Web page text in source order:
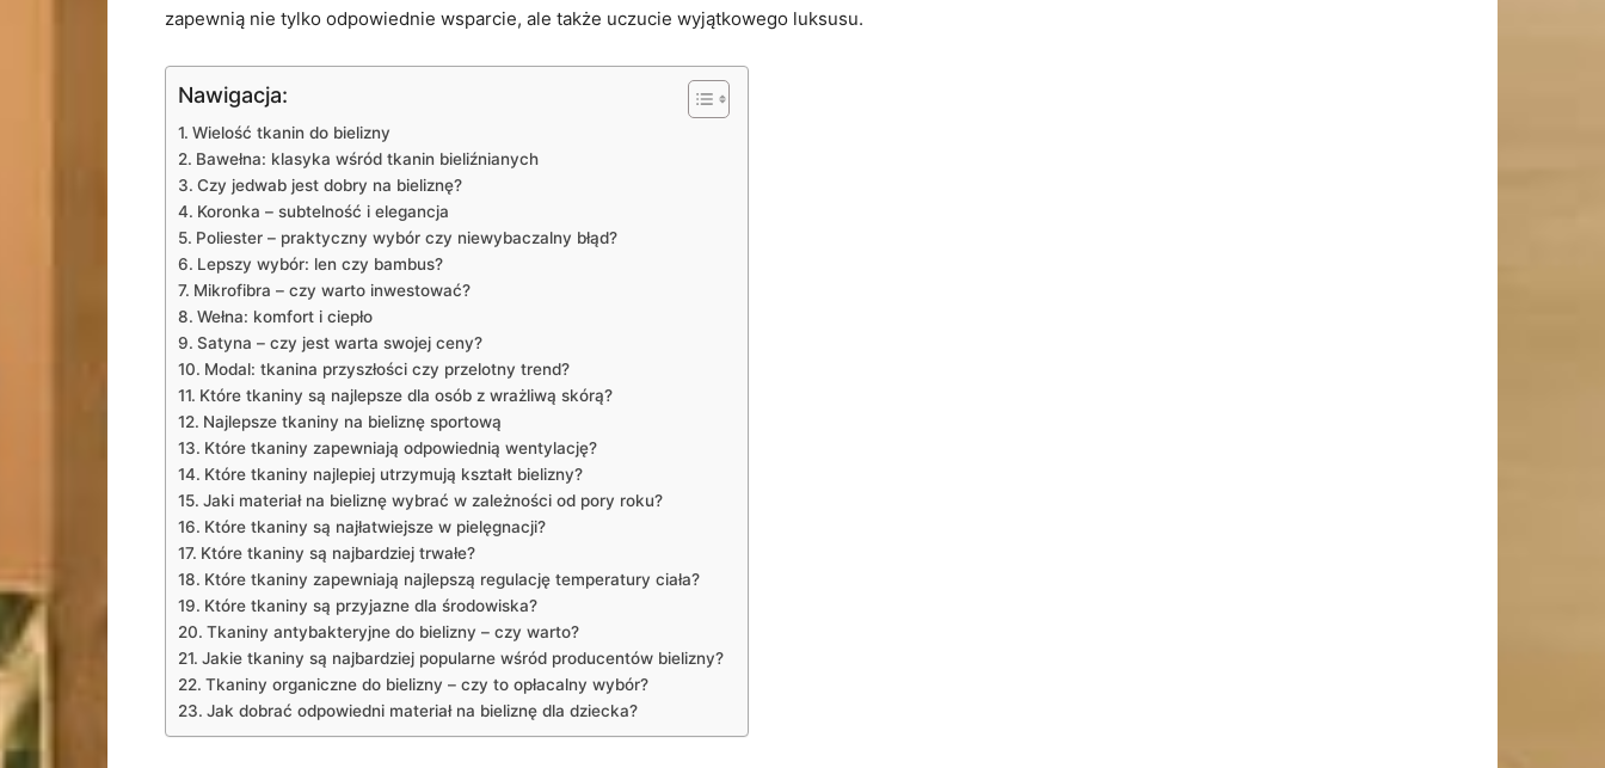
zapewnią nie tylko odpowiednie wsparcie,⁢ ale także uczucie‍ wyjątkowego luksusu.
Nawigacja:
Wielość tkanin ​do bielizny
Bawełna: klasyka ⁤wśród tkanin bieliźnianych
Czy jedwab jest dobry na bieliznę?
Koronka – subtelność i elegancja
Poliester – praktyczny‍ wybór ⁢czy ‍niewybaczalny błąd?
Lepszy wybór:‍ len czy bambus?
Mikrofibra – czy warto ​inwestować?
Wełna:‌ komfort i ciepło
Satyna – czy jest warta⁢ swojej ceny?
Modal:⁣ tkanina przyszłości czy przelotny trend?
Które tkaniny są najlepsze dla osób z wrażliwą skórą?
Najlepsze tkaniny na ⁢bieliznę sportową
Które tkaniny zapewniają odpowiednią wentylację?
Które tkaniny najlepiej⁣ utrzymują‌ kształt bielizny?
Jaki materiał ⁤na bieliznę wybrać w zależności od pory roku?
Które tkaniny są najłatwiejsze⁢ w pielęgnacji?
Które tkaniny są najbardziej trwałe?
Które ‍tkaniny zapewniają najlepszą regulację temperatury ciała?
Które‍ tkaniny są przyjazne dla⁤ środowiska?
Tkaniny antybakteryjne do ⁤bielizny – czy warto?
Jakie tkaniny‌ są najbardziej popularne wśród producentów bielizny?
Tkaniny‍ organiczne do bielizny – czy to opłacalny wybór?
Jak dobrać odpowiedni materiał na bieliznę dla dziecka?